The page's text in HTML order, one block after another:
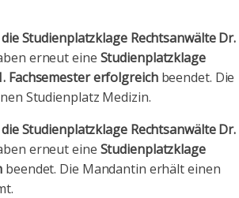
Studienplatzklage Rechtsanwälte Dr.
erneut eine Studienplatzklage
Fachsemester erfolgreich beendet. Die
Studienplatz Medizin.
Studienplatzklage Rechtsanwälte Dr.
erneut eine Studienplatzklage
beendet. Die Mandantin erhält einen